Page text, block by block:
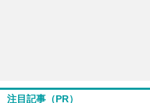
注目記事（PR）